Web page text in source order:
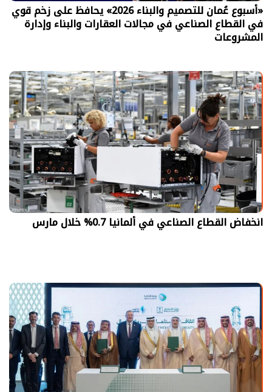
«أسبوع عُمان للتصميم والبناء 2026» يحافظ على زخم قوي
في القطاع الصناعي في مجالات العقارات والبناء وإدارة
المشروعات
انخفاض القطاع الصناعي في ألمانيا 0.7% خلال مارس